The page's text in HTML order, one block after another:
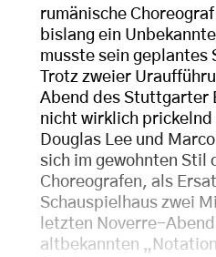
rumänische
bislang ein
musste sein geplantes
Trotz zweier
Abend des Stuttgarter
nicht wirklich prickelnd
Douglas Lee und
sich im gewohnten Stil
Choreografen, als
Schauspielhaus zwei
letzten Noverre-
altbekannten